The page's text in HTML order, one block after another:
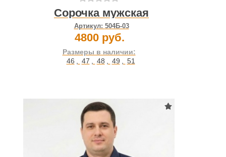
Сорочка мужская
Артикул: 504Б-03
4800 руб.
Размеры в наличии:
46
47 48 49 51